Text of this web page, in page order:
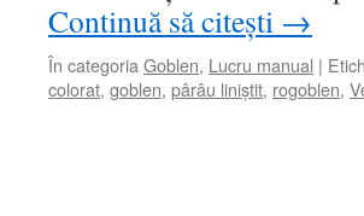
Continuă să citești →
În categoria Goblen, Lucru manual |
colorat, goblen, pârâu liniștit, rogoblen,